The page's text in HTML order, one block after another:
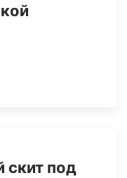
скит под